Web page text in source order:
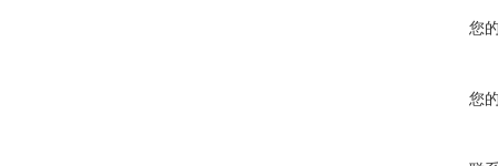
您
您